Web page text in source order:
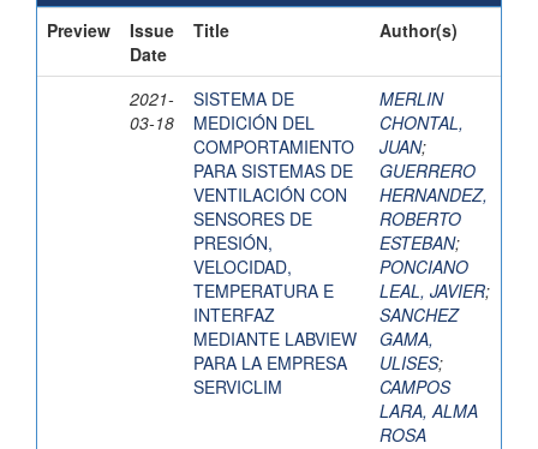
Preview
Issue
Date
Title Author(s)
2021-
03-18
SISTEMA DE
MEDICIÓN DEL
COMPORTAMIENTO
PARA SISTEMAS DE
VENTILACIÓN CON
SENSORES DE
PRESIÓN,
VELOCIDAD,
TEMPERATURA E
INTERFAZ
MEDIANTE LABVIEW
PARA LA EMPRESA
SERVICLIM
MERLIN
CHONTAL,
JUAN;
GUERRERO
HERNANDEZ,
ROBERTO
ESTEBAN;
PONCIANO
LEAL, JAVIER;
SANCHEZ
GAMA,
ULISES;
CAMPOS
LARA, ALMA
ROSA